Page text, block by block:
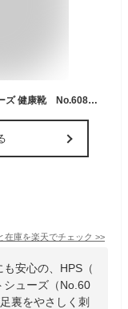
HPS hps 外反母趾 疲れない コンフォートシューズ 健康靴 No.60811（ブラック、ブラウン、オフホワイト、スカイブルー、ピンク、ベージュ）外反母趾に優しく動きやすいパンチングシューズ｜幅広 ウォーキング 足に優しい 楽な靴 足ツボ 痛くない
在庫を楽天でチェック >>
安心の、HPS（
シューズ（No.60
裏をやさしく刺